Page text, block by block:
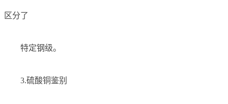
区分了
特定钢级。
3.硫酸铜鉴别